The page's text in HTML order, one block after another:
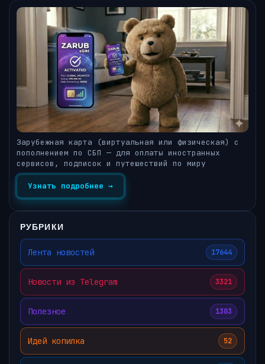
Зарубежная карта (виртуальная или физическая) с
пополнением по СБП — для оплаты иностранных
сервисов, подписок и путешествий по миру
Узнать подробнее →
РУБРИКИ
Лента новостей 17644
Новости из Telegram 3321
Полезное 1303
Идей копилка 52